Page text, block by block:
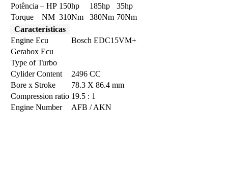
Potência – HP 150hp 185hp
35hp
Torque – NM 310Nm 380Nm 70Nm
Características
Engine Ecu
Bosch EDC15VM+
Gerabox Ecu
Type of Turbo
Cylider Content
2496 CC
Bore x Stroke
78.3 X 86.4 mm
Compression ratio 19.5 : 1
Engine Number
AFB / AKN